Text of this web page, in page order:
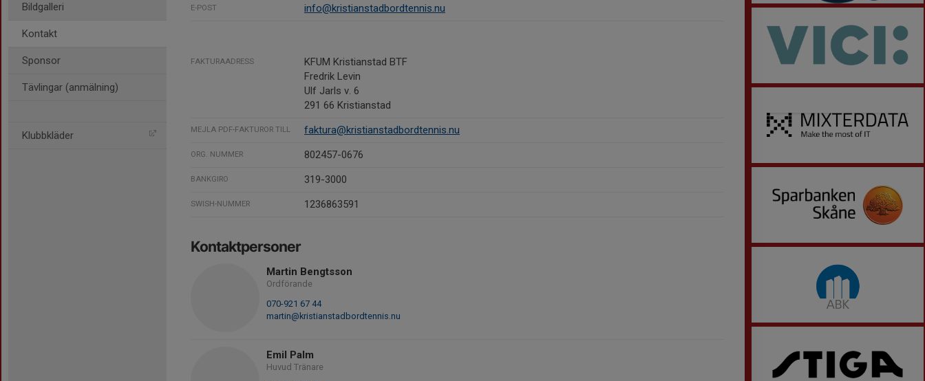
Bildgalleri
Kontakt
Sponsor
Tävlingar (anmälning)
Klubbkläder
E-POST info@kristianstadbordtennis.nu
FAKTURAADRESS
KFUM Kristianstad BTF
Fredrik Levin
Ulf Jarls v. 6
291 66 Kristianstad
MEJLA PDF-FAKTUROR TILL faktura@kristianstadbordtennis.nu
ORG. NUMMER 802457-0676
BANKGIRO 319-3000
SWISH-NUMMER 1236863591
Kontaktpersoner
Martin Bengtsson
Ordförande
070-921 67 44
martin@kristianstadbordtennis.nu
Emil Palm
Huvud Tränare